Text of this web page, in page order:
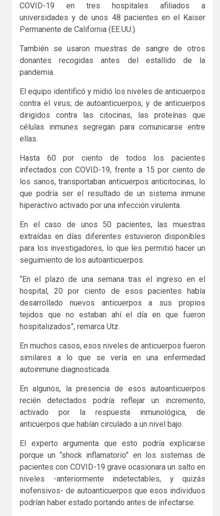
COVID-19 en tres hospitales afiliados a
universidades y de unos 48 pacientes en el Kaiser
Permanente de California (EE.UU.).
También se usaron muestras de sangre de otros
donantes recogidas antes del estallido de la
pandemia.
El equipo identificó y midió los niveles de anticuerpos
contra el virus; de autoanticuerpos, y de anticuerpos
dirigidos contra las citocinas, las proteínas que
células inmunes segregan para comunicarse entre
ellas.
Hasta 60 por ciento de todos los pacientes
infectados con COVID-19, frente a 15 por ciento de
los sanos, transportaban anticuerpos anticitocinas, lo
que podría ser el resultado de un sistema inmune
hiperactivo activado por una infección virulenta.
En el caso de unos 50 pacientes, las muestras
extraídas en días diferentes estuvieron disponibles
para los investigadores, lo que les permitió hacer un
seguimiento de los autoanticuerpos.
“En el plazo de una semana tras el ingreso en el
hospital, 20 por ciento de esos pacientes había
desarrollado nuevos anticuerpos a sus propios
tejidos que no estaban ahí el día en que fueron
hospitalizados”, remarca Utz.
En muchos casos, esos niveles de anticuerpos fueron
similares a lo que se vería en una enfermedad
autoinmune diagnosticada.
En algunos, la presencia de esos autoanticuerpos
recién detectados podría reflejar un incremento,
activado por la respuesta inmunológica, de
anticuerpos que habían circulado a un nivel bajo.
El experto argumenta que esto podría explicarse
porque un “shock inflamatorio” en los sistemas de
pacientes con COVID-19 grave ocasionara un salto en
niveles -anteriormente indetectables, y quizás
inofensivos- de autoanticuerpos que esos individuos
podrían haber estado portando antes de infectarse.